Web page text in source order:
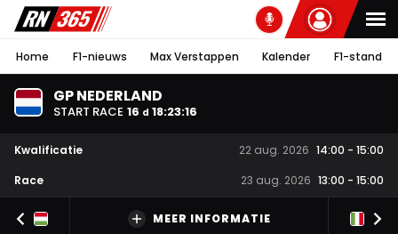
Home F1-nieuws Max Verstappen Kalender F1-stand
GP NEDERLAND
START RACE 16 d 18:23:15
Kwalificatie 22 aug. 2026 14:00 - 15:00
Race
23 aug. 2026 13:00 - 15:00
MEER INFORMATIE